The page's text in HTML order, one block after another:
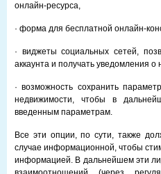
онлайн-ресурса,
· форма для бесплатной онлайн-
· виджеты социальных сетей,
аккаунта и получать уведомления о
· возможность сохранить
недвижимости, чтобы в
введенным параметрам.
Все эти опции, по сути, также
случае информационной, чтобы
информацией. В дальнейшем эти